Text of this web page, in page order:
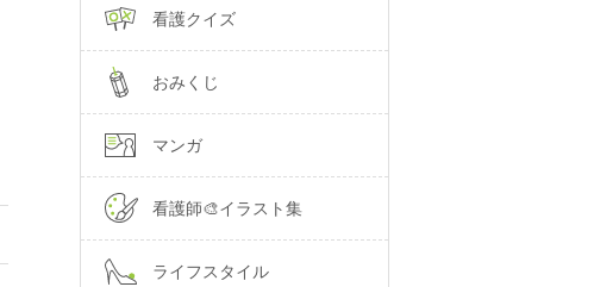
看護クイズ
おみくじ
マンガ
看護師🎨イラスト集
ライフスタイル